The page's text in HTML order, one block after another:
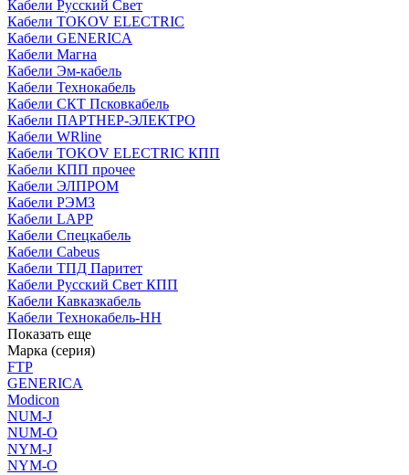
Кабели Русский Свет
Кабели TOKOV ELECTRIC
Кабели GENERICA
Кабели Магна
Кабели Эм-кабель
Кабели Технокабель
Кабели СКТ Псковкабель
Кабели ПАРТНЕР-ЭЛЕКТРО
Кабели WRline
Кабели TOKOV ELECTRIC КПП
Кабели КПП прочее
Кабели ЭЛПРОМ
Кабели РЭМЗ
Кабели LAPP
Кабели Спецкабель
Кабели Cabeus
Кабели ТПД Паритет
Кабели Русский Свет КПП
Кабели Кавказкабель
Кабели Технокабель-НН
Показать еще
Марка (серия)
FTP
GENERICA
Modicon
NUM-J
NUM-O
NYM-J
NYM-O